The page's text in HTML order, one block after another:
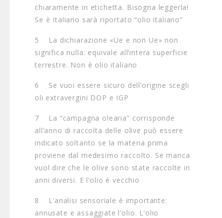
chiaramente in etichetta. Bisogna leggerla!
Se è Italiano sarà riportato “olio italiano”
5 La dichiarazione «Ue e non Ue» non
significa nulla: equivale all’intera superficie
terrestre. Non è olio italiano
6 Se vuoi essere sicuro dell’origine scegli
oli extravergini DOP e IGP
7 La “campagna olearia” corrisponde
all’anno di raccolta delle olive può essere
indicato soltanto se la materia prima
proviene dal medesimo raccolto. Se manca
vuol dire che le olive sono state raccolte in
anni diversi. E l’olio è vecchio
8 L’analisi sensoriale è importante:
annusate e assaggiate l’olio. L’olio